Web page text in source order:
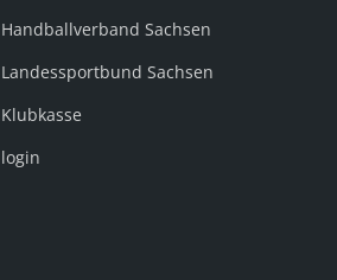
Handballverband Sachsen
Landessportbund Sachsen
Klubkasse
login